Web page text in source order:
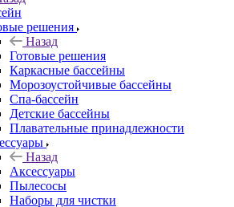
решения
Назад
Готовые решения
Каркасные бассейны
Морозоустойчивые бассейны
Спа-бассейн
Детские бассейны
Плавательные принадлежности
Назад
Аксессуары
Пылесосы
Наборы для чистки